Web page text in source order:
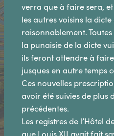
verra que à faire sera,
les autres voisins la
raisonnablement. Toutes
la punaisie de la dicte
ils feront attendre à
jusques en autre temps
Ces nouvelles
avoir été suivies de plus
précédentes.
Les registres de l’Hôtel
que Louis XII avait fait